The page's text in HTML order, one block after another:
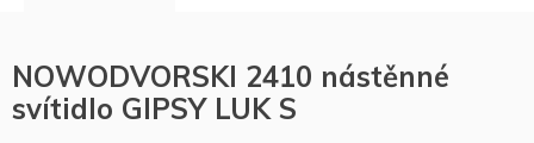
NOWODVORSKI 2410 nástěnné
svítidlo GIPSY LUK S